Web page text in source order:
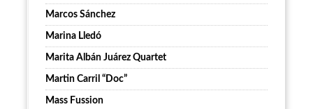
Marcos Sánchez
Marina Lledó
Marita Albán Juárez Quartet
Martin Carril “Doc”
Mass Fussion